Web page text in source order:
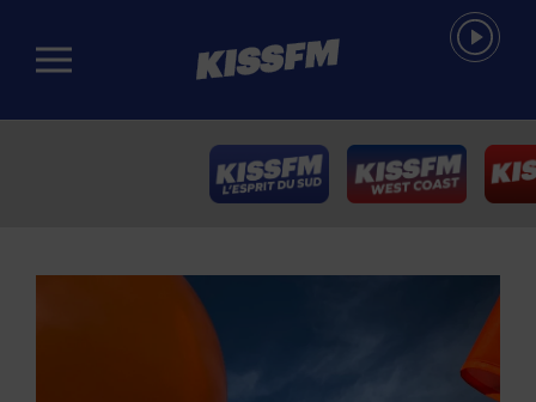
Passer au contenu principal